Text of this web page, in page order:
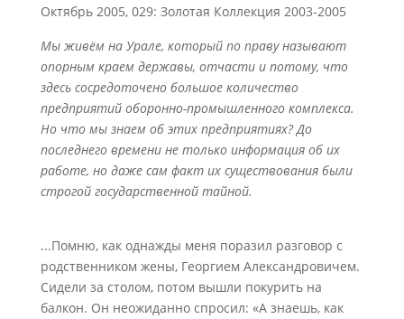
Октябрь 2005, 029: Золотая Коллекция 2003-2005
Мы живём на Урале, который пo праву называют
опорным краем державы, отчасти и потому, что
здесь сосредоточено большое количество
предприятий оборонно-промышленного комплекса.
Но что мы знаем об этих предприятиях? До
последнего времени не только информация об их
работе, но даже сам факт их существования были
строгой государственной тайной.
...Помню, как однажды меня поразил разговор с
родственником жены, Георгием Александровичем.
Сидели за столом, потом вышли покурить на
балкон. Он неожиданно спросил: «А знаешь, как